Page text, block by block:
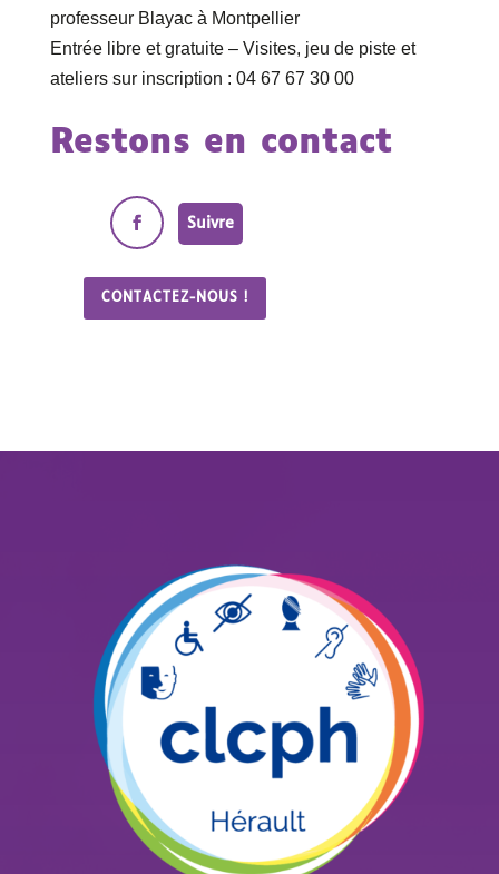
professeur Blayac à Montpellier
Entrée libre et gratuite – Visites, jeu de piste et
ateliers sur inscription : 04 67 67 30 00
Restons en contact
Suivre
CONTACTEZ-NOUS !